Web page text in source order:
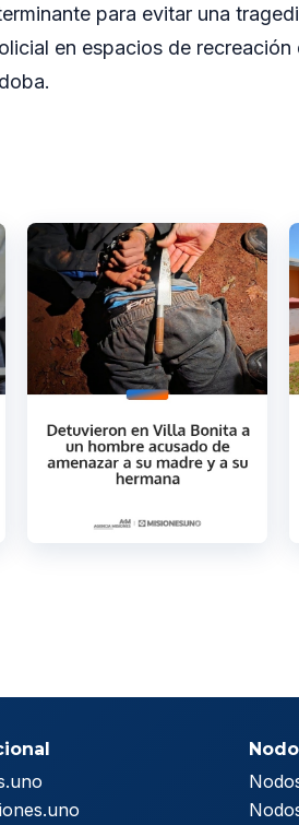
para evitar una
en espacios de